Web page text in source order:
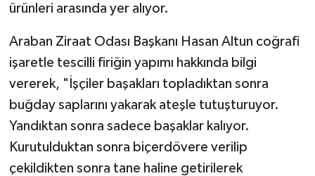
ürünleri arasında yer alıyor.
Araban Ziraat Odası Başkanı Hasan Altun coğrafi
işaretle tescilli firiğin yapımı hakkında bilgi
vererek, "İşçiler başakları topladıktan sonra
buğday saplarını yakarak ateşle tutuşturuyor.
Yandıktan sonra sadece başaklar kalıyor.
Kurutulduktan sonra biçerdövere verilip
çekildikten sonra tane haline getirilerek